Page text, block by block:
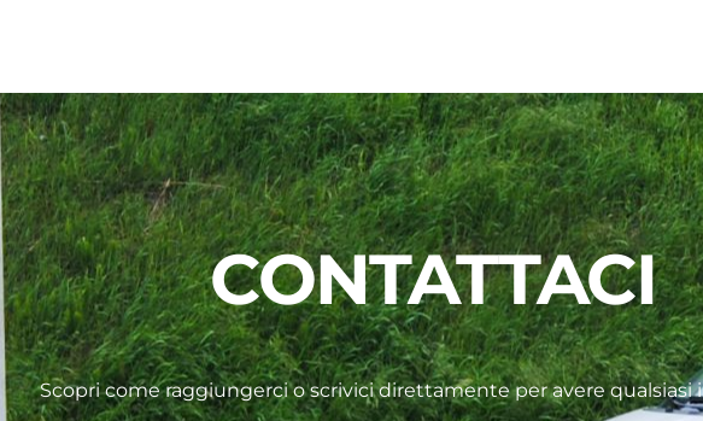
CONTATTACI
Scopri come raggiungerci o scrivici direttamente per avere qualsiasi